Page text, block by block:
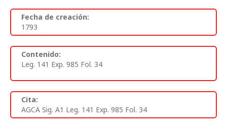
Fecha de creación:
1793
Contenido:
Leg. 141 Exp. 985 Fol. 34
Cita:
AGCA Sig. A1 Leg. 141 Exp. 985 Fol. 34